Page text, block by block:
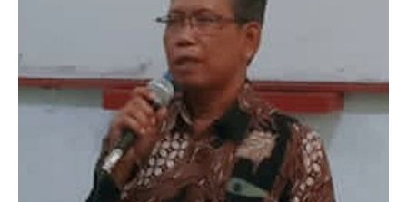
Kepala Sekolah